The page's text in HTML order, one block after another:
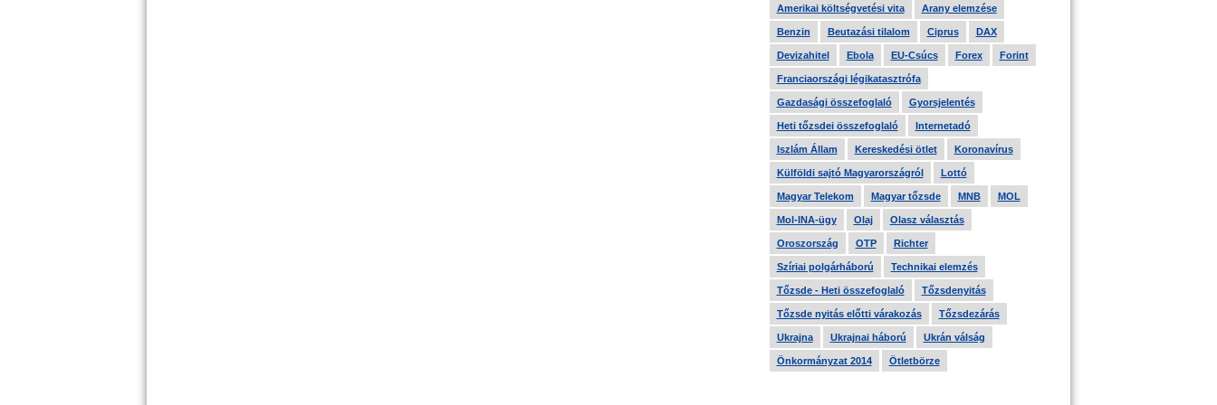
Amerikai költségvetési vita Arany elemzése
Benzin Beutazási tilalom Ciprus DAX
Devizahitel Ebola EU-Csúcs Forex Forint
Franciaországi légikatasztrófa
Gazdasági összefoglaló Gyorsjelentés
Heti tőzsdei összefoglaló Internetadó
Iszlám Állam Kereskedési ötlet Koronavírus
Külföldi sajtó Magyarországról Lottó
Magyar Telekom Magyar tőzsde MNB MOL
Mol-INA-ügy Olaj Olasz választás
Oroszország OTP Richter
Szíriai polgárháború Technikai elemzés
Tőzsde - Heti összefoglaló Tőzsdenyitás
Tőzsde nyitás előtti várakozás Tőzsdezárás
Ukrajna Ukrajnai háború Ukrán válság
Önkormányzat 2014 Ötletbörze